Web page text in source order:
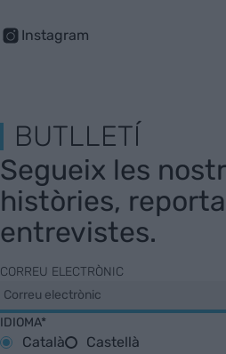
Instagram
BUTLLETÍ
Segueix les
històries,
entrevistes.
CORREU ELECTRÒNIC
IDIOMA*
Català
Castellà